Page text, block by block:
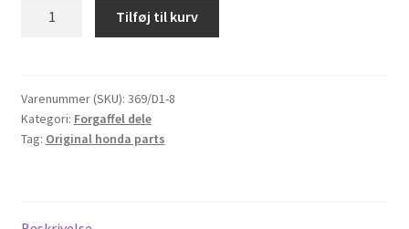
2
bolte
Honda
Tilføj til kurv
Varenummer (SKU): 369/D1-8
Kategori: Forgaffel dele
Tag: Original honda parts